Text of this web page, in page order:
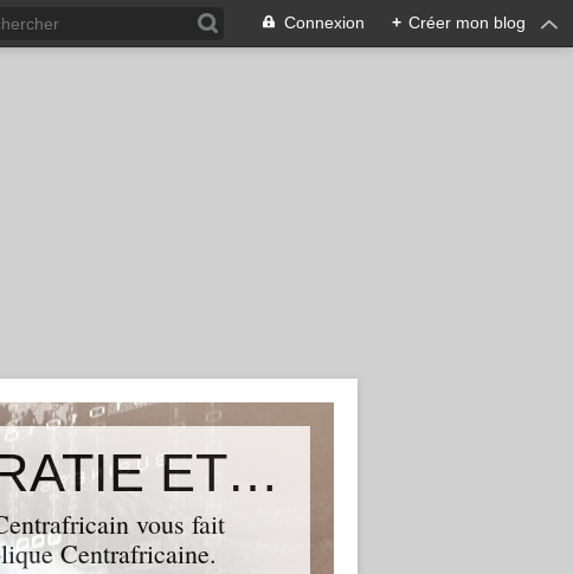
Connexion + Créer mon blog
ALLIANCE POUR LA DEMOCRATIE ET LE PROGRES
vous fait
Centrafricaine.